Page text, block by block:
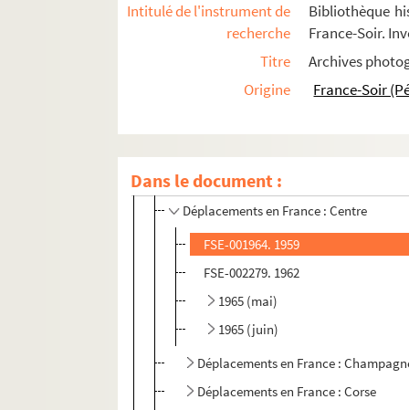
Intitulé de l'instrument de
recherche
Bibliothèque
France-Soir.
Titre
Archives
Origine
France-Soir
Dans le document :
Manifestations diverses
Déplacements en France : Alsace
Déplacements en France : Aquitaine
Déplacements en France : Auvergne
Déplacements en France : Bourgogne
Déplacements en France : Bretagne
Déplacements en France : Centre
FSE-001964. 1959
FSE-002279. 1962
1965 (mai)
1965 (juin)
Déplacements en France :
Déplacements en France : Corse